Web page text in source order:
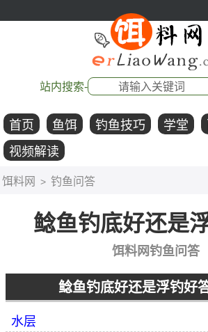
站内搜索-
首页 鱼饵 钓鱼技巧 学堂
视频解读
饵料网 > 钓鱼问答
鲶鱼钓底好还是
饵料网钓鱼问答
鲶鱼钓底好还是浮钓好
水层